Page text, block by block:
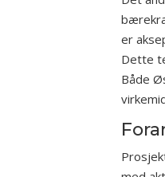
er
Dette
Både